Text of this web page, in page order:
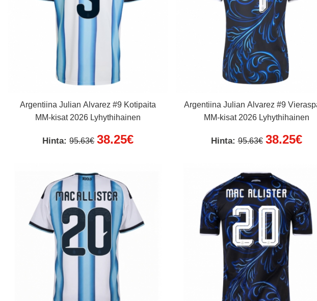
Argentiina Julian Alvarez #9 Kotipaita
MM-kisat 2026 Lyhythihainen
Hinta:95.63€ 38.25€
Argentiina Julian Alvarez #9
MM-kisat 2026 Lyhythihainen
Hinta:95.63€ 38.25€